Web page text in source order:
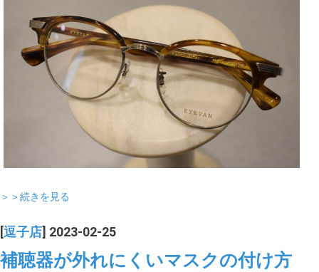
＞＞続きを見る
逗子店 ] 2023-02-25
補聴器が外れにくいマスクの付け方